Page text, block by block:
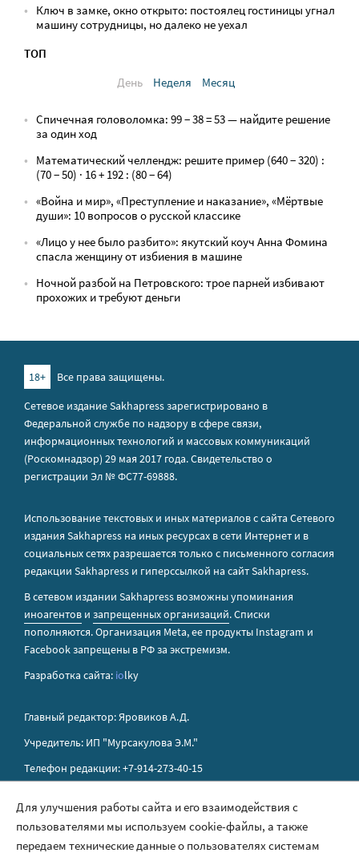
Ключ в замке, окно открыто: постоялец гостиницы угнал
машину сотрудницы, но далеко не уехал
ТОП
День
Неделя Месяц
Спичечная головоломка: 99 − 38 = 53 — найдите решение
за один ход
Математический челлендж: решите пример (640 − 320) :
(70 − 50) · 16 + 192 : (80 − 64)
«Война и мир», «Преступление и наказание», «Мёртвые
души»: 10 вопросов о русской классике
«Лицо у нее было разбито»: якутский коуч Анна Фомина
спасла женщину от избиения в машине
Ночной разбой на Петровского: трое парней избивают
прохожих и требуют деньги
18+
Все права защищены.
Сетевое издание Sakhapress зарегистрировано в
Федеральной службе по надзору в сфере связи,
информационных технологий и массовых коммуникаций
(Роскомнадзор) 29 мая 2017 года. Свидетельство о
регистрации Эл № ФС77-69888.
Использование текстовых и иных материалов с сайта Сетевого
издания Sakhapress на иных ресурсах в сети Интернет и в
социальных сетях разрешается только с письменного согласия
редакции Sakhapress и гиперссылкой на сайт Sakhapress.
В сетевом издании Sakhapress возможны упоминания
иноагентов и запрещенных организаций. Списки
пополняются. Организация Metа, ее продукты Instagram и
Facebook запрещены в РФ за экстремизм.
Разработка сайта: iolky
Главный редактор: Яровиков А.Д.
Учредитель: ИП "Мурсакулова Э.М."
Телефон редакции: +7-914-273-40-15
Правила сайта
Для улучшения работы сайта и его взаимодействия с
пользователями мы используем cookie-файлы, а также
передаем технические данные о пользователях системам